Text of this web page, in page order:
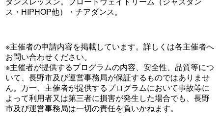
ス・HIPHOP他）・チアダンス。
※主催者の申請内容を掲載しています。詳しくは各主催者へ
お問い合わせください。
※主催者が提供するプログラムの内容、安全性、品質等につ
いて、長野市及び運営事務局が保証するものではありませ
ん。万一、主催者が提供するプログラムにおいて事故等に
よって利用者又は第三者に損害が発生した場合でも、長野
市及び運営事務局は一切の責任を負いかねます。